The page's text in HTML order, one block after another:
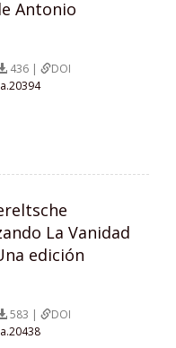
Antonio
436 |
DOI
La Vanidad
edición
583 |
DOI